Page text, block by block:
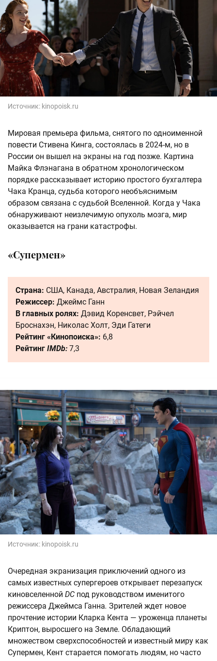
Источник: kinopoisk.ru
Мировая премьера фильма, снятого по одноименной
повести Стивена Кинга, состоялась в 2024-м, но в
России он вышел на экраны на год позже. Картина
Майка Флэнагана в обратном хронологическом
порядке рассказывает историю простого бухгалтера
Чака Кранца, судьба которого необъяснимым
образом связана с судьбой Вселенной. Когда у Чака
обнаруживают неизлечимую опухоль мозга, мир
оказывается на грани катастрофы.
«Супермен»
Страна: США, Канада, Австралия, Новая Зеландия
Режиссер: Джеймс Ганн
В главных ролях: Дэвид Коренсвет, Рэйчел
Броснахэн, Николас Холт, Эди Гатеги
Рейтинг «Кинопоиска»: 6,8
Рейтинг IMDb: 7,3
Источник: kinopoisk.ru
Очередная экранизация приключений одного из
самых известных супергероев открывает перезапуск
киновселенной DC под руководством именитого
режиссера Джеймса Ганна. Зрителей ждет новое
прочтение истории Кларка Кента — уроженца планеты
Криптон, выросшего на Земле. Обладающий
множеством сверхспособностей и известный миру как
Супермен, Кент старается помогать людям, но часто